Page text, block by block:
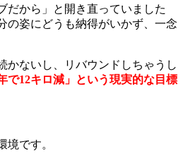
だから」と開き直っていました
の姿にどうも納得がいかず、一念
かないし、リバウンドしちゃうし
で12キロ減」という現実的な目標
境です。